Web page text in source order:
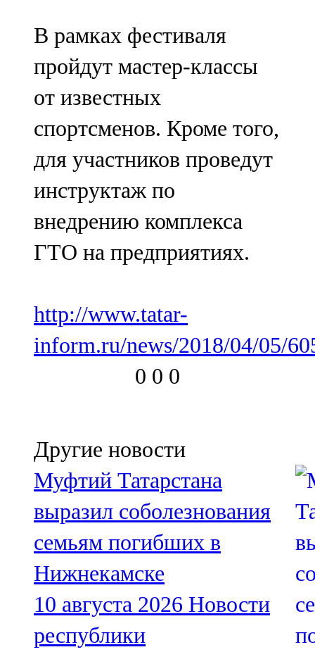
В рамках фестиваля
пройдут мастер-классы
от известных
спортсменов. Кроме того,
для участников проведут
инструктаж по
внедрению комплекса
ГТО на предприятиях.
http://www.tatar-
inform.ru/news/2018/04/05/
0 0 0
Другие новости
Муфтий Татарстана
выразил соболезнования
семьям погибших в
Нижнекамске
10 августа 2026 Новости
республики